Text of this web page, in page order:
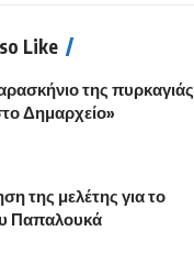
Like
της πυρκαγιάς
Δημαρχείο»
της μελέτης για το
Παπαλουκά